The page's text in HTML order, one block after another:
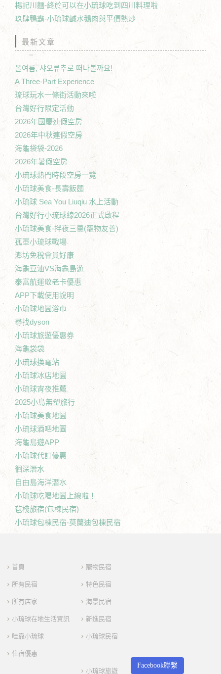
楊記川麵-終於可以在小琉球吃到四川料理啦
玖肆鴨霸-小琉球鹹水鵝肉與平價熱炒
最新文章
올여름, 샤오류추로 떠나볼까요!
A Three-Part Experience
琉球玩水一條街活動來啦
台灣好行限定活動
2026年國慶連假空房
2026年中秋連假空房
海龜袋袋-2026
2026年暑假空房
小琉球熱門時段空房一覽
小琉球美食-長壽飯麵
小琉球 Sea You Liuqiu 水上活動
台灣好行小琉球線2026正式啟程
小琉球美食-拌夜三羹(寵物友善)
孤軍小琉球戰場
澎坊免稅會員好康
海龜豆油VS海龜島遊
泰富航運敬老卡優惠
APP下載使用說明
小琉球地圖浴巾
尋找dyson
小琉球旅遊優惠券
海龜袋袋
小琉球換電站
小琉球冰店地圖
小琉球宵夜推薦
2025小島無塑旅行
小琉球美食地圖
小琉球酒吧地圖
海龜島遊APP
小琉球代訂優惠
徊深潛水
自由島海洋潛水
小琉球吃喝地圖上線啦！
苞棧旅宿(包棟民宿)
小琉球包棟民宿-莫蘭迪包棟民宿
Facebook聯繫
首頁
所有民宿
所有店家
小琉球在地生活資訊
哇靠小琉球
住宿優惠
寵物民宿
特色民宿
海景民宿
新進民宿
小琉球民宿
小琉球旅遊